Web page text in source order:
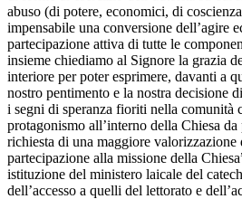
abuso (di potere, economici, di
impensabile una conversione dell’agire
partecipazione attiva di tutte le
insieme chiediamo al Signore la grazia
interiore per poter esprimere, davanti a
nostro pentimento e la nostra decisione
i segni di speranza fioriti nella comunità
protagonismo all’interno della Chiesa
richiesta di una maggiore valorizzazione
partecipazione alla missione della
istituzione del ministero laicale del
dell’accesso a quelli del lettorato e